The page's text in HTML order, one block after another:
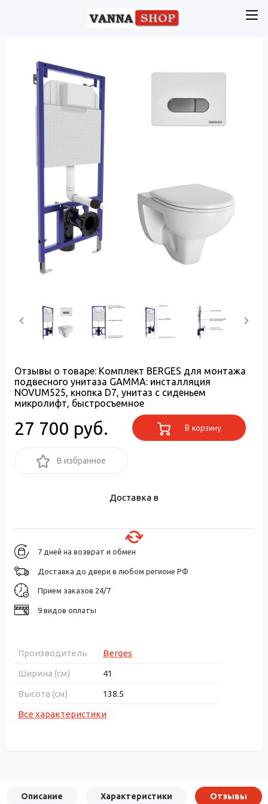
Отзывы о товаре: Комплект BERGES для монтажа
подвесного унитаза GAMMA: инсталляция
NOVUM525, кнопка D7, унитаз с сиденьем
микролифт, быстросъемное
27 700 руб. В корзину
В избранное
Доставка в
7 дней на возврат и обмен
Доставка до двери в любом регионе РФ
Прием заказов 24/7
9 видов оплаты
Производитель
Berges
Ширина (см)
41
Высота (см)
138.5
Все характеристики
Описание Характеристики Отзывы